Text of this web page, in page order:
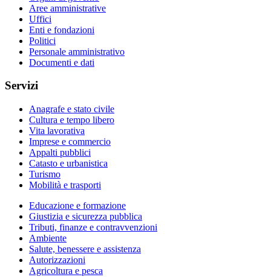
Aree amministrative
Uffici
Enti e fondazioni
Politici
Personale amministrativo
Documenti e dati
Servizi
Anagrafe e stato civile
Cultura e tempo libero
Vita lavorativa
Imprese e commercio
Appalti pubblici
Catasto e urbanistica
Turismo
Mobilità e trasporti
Educazione e formazione
Giustizia e sicurezza pubblica
Tributi, finanze e contravvenzioni
Ambiente
Salute, benessere e assistenza
Autorizzazioni
Agricoltura e pesca